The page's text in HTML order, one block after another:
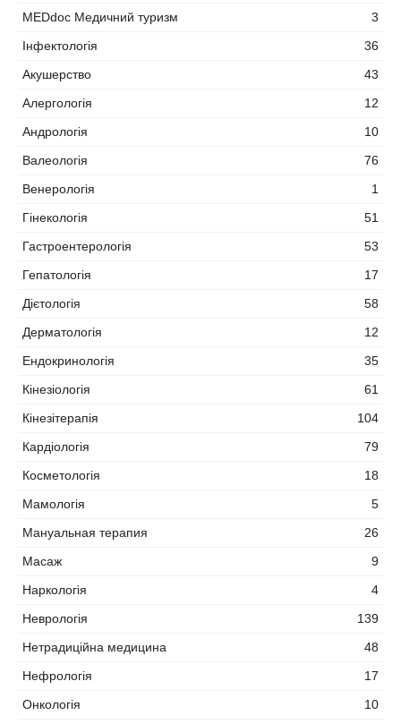
MEDdoc Медичний туризм
3
Інфектологія
36
Акушерство
43
Алергологія
12
Андрологія
10
Валеологія
76
Венерологія
1
Гінекологія
51
Гастроентерологія
53
Гепатологія
17
Дієтологія
58
Дерматологія
12
Ендокринологія
35
Кінезіологія
61
Кінезітерапія
104
Кардіологія
79
Косметологія
18
Мамологія
5
Мануальная терапия
26
Масаж
9
Наркологія
4
Неврологія
139
Нетрадиційна медицина
48
Нефрологія
17
Онкологія
10